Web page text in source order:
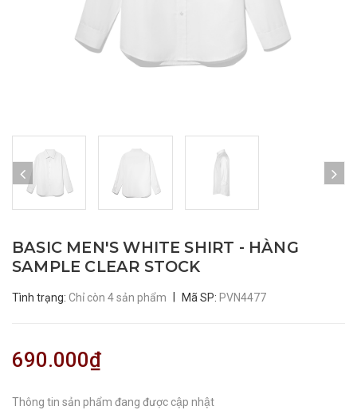
BASIC MEN'S WHITE SHIRT - HÀNG
SAMPLE CLEAR STOCK
Tình trạng: Chỉ còn 4 sản phẩm Mã SP: PVN4477
690.000₫
Thông tin sản phẩm đang được cập nhật